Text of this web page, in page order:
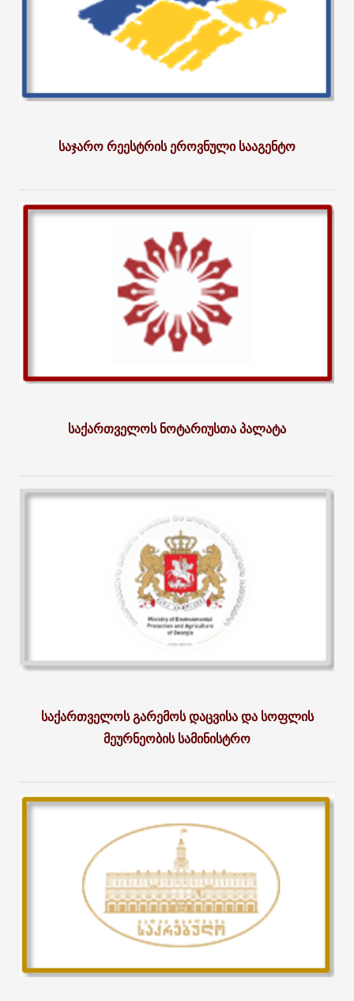
საჯარო რეესტრის ეროვნული სააგენტო
საქართველოს ნოტარიუსთა პალატა
საქართველოს გარემოს დაცვისა და სოფლის
მეურნეობის სამინისტრო